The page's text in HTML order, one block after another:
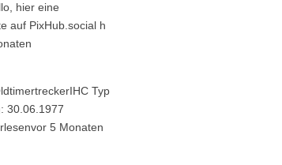
hier eine
auf PixHub.social h
IHC Typ
30.06.1977
vor 5 Monaten